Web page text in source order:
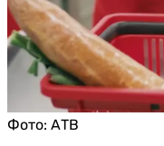
Фото: АТВ